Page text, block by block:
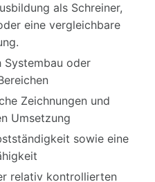
als Schreiner,
eine vergleichbare
Systembau oder
Zeichnungen und
Umsetzung
sowie eine
relativ kontrollierten